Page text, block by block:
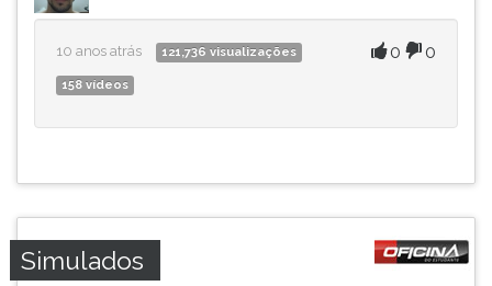
0 0
10 anos atrás 121,736 visualizações
158 vídeos
Simulados